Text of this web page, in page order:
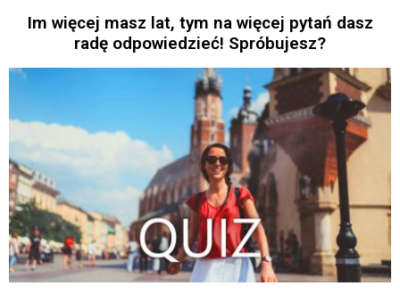
Im więcej masz lat, tym na więcej pytań dasz
radę odpowiedzieć! Spróbujesz?